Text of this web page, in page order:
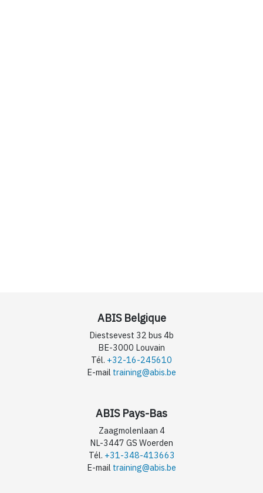
ABIS Belgique
Diestsevest 32 bus 4b
BE-3000 Louvain
Tél. +32-16-245610
E-mail training@abis.be
ABIS Pays-Bas
Zaagmolenlaan 4
NL-3447 GS Woerden
Tél. +31-348-413663
E-mail training@abis.be